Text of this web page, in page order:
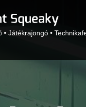
Játékrajongó •